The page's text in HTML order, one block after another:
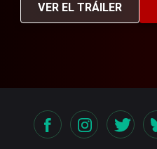
VER EL TRÁILER